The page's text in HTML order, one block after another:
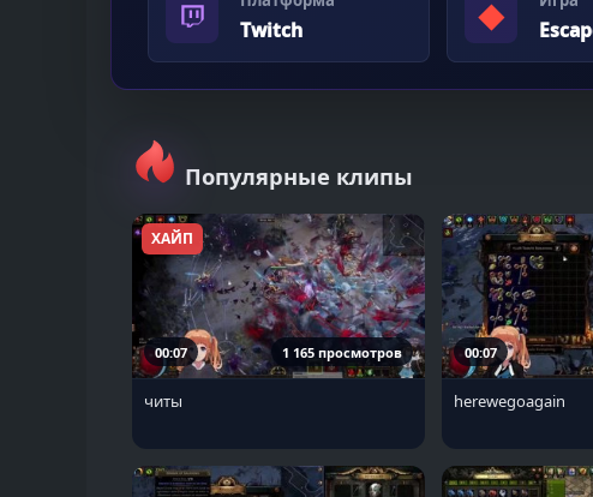
Twitch ◆
Популярные клипы
ХАЙП
00:07 1 165 просмотров
читы
00:07
herewegoagain